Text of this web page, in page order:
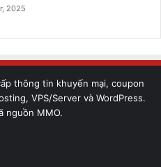
2025
thông tin khuyến mại, coupon
VPS/Server và WordPress.
nguồn MMO.